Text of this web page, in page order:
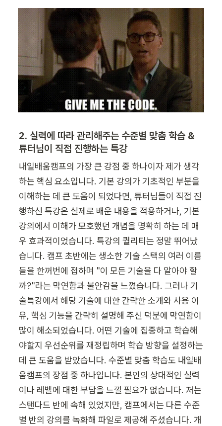
2. 실력에 따라 관리해주는 수준별 맞춤 학습 &
튜터님이 직접 진행하는 특강
내일배움캠프의 가장 큰 강점 중 하나이자 제가 생각
하는 핵심 요소입니다. 기본 강의가 기초적인 부분을
이해하는 데 큰 도움이 되었다면, 튜터님들이 직접 진
행하신 특강은 실제로 배운 내용을 적용하거나, 기본
강의에서 이해가 모호했던 개념을 명확히 하는 데 매
우 효과적이었습니다. 특강의 퀄리티는 정말 뛰어났
습니다. 캠프 초반에는 생소한 기술 스택의 여러 이름
들을 한꺼번에 접하며 "이 모든 기술을 다 알아야 할
까?"라는 막연함과 불안감을 느꼈습니다. 그러나 기
술특강에서 해당 기술에 대한 간략한 소개와 사용 이
유, 핵심 기능을 간략히 설명해 주신 덕분에 막연함이
많이 해소되었습니다. 어떤 기술에 집중하고 학습해
야할지 우선순위를 재정립하며 학습 방향을 설정하는
데 큰 도움을 받았습니다. 수준별 맞춤 학습도 내일배
움캠프의 장점 중 하나입니다. 본인의 상대적인 실력
이나 레벨에 대한 부담을 느낄 필요가 없습니다. 저는
스탠다드 반에 속해 있었지만, 캠프에서는 다른 수준
별 반의 강의를 녹화해 파일로 제공해 주셨습니다. 개